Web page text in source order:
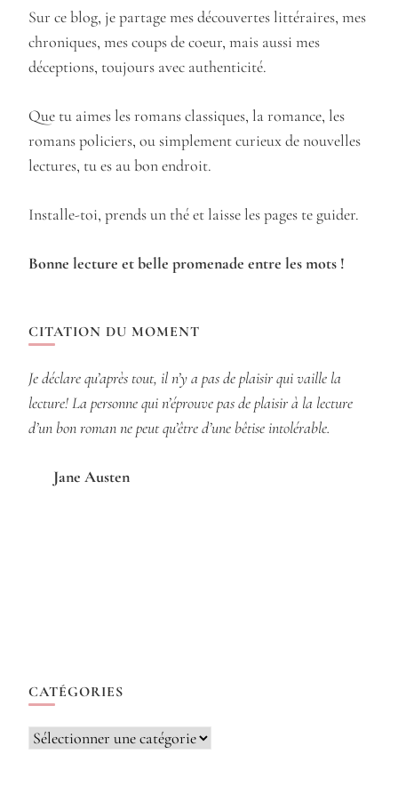
Sur ce blog, je partage mes découvertes littéraires, mes
chroniques, mes coups de coeur, mais aussi mes
déceptions, toujours avec authenticité.
Que tu aimes les romans classiques, la romance, les
romans policiers, ou simplement curieux de nouvelles
lectures, tu es au bon endroit.
Installe-toi, prends un thé et laisse les pages te guider.
Bonne lecture et belle promenade entre les mots !
CITATION DU MOMENT
Je déclare qu’après tout, il n’y a pas de plaisir qui vaille la
lecture! La personne qui n’éprouve pas de plaisir à la lecture
d’un bon roman ne peut qu’être d’une bêtise intolérable.
Jane Austen
CATÉGORIES
Catégories